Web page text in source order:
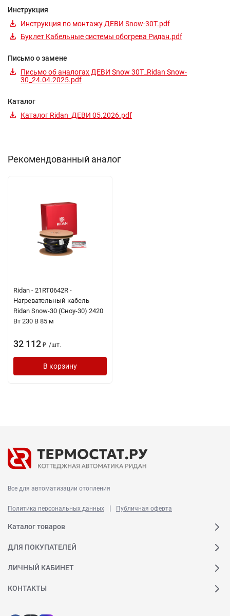
Инструкция
Инструкция по монтажу ДЕВИ Snow-30T.pdf
Буклет Кабельные системы обогрева Ридан.pdf
Письмо о замене
Письмо об аналогах ДЕВИ Snow 30T_Ridan Snow-
30_24.04.2025.pdf
Каталог
Каталог Ridan_ДЕВИ 05.2026.pdf
Рекомендованный аналог
Ridan - 21RT0642R -
Нагревательный кабель
Ridan Snow-30 (Сноу-30) 2420
Вт 230 В 85 м
32 112 ₽ /шт.
В корзину
Все для автоматизации отопления
Политика персональных данных | Публичная оферта
Каталог товаров
ДЛЯ ПОКУПАТЕЛЕЙ
ЛИЧНЫЙ КАБИНЕТ
КОНТАКТЫ